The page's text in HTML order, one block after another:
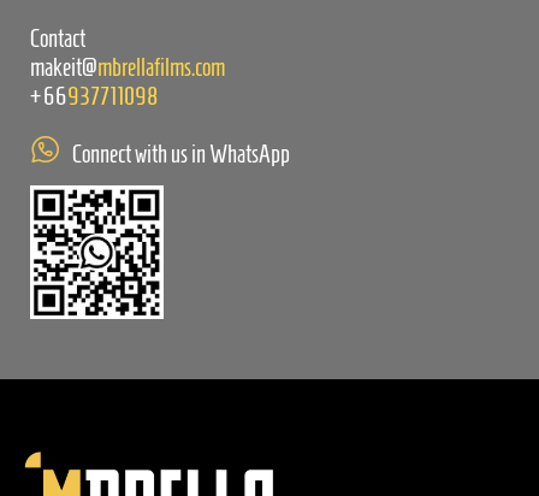
Contact
makeit@mbrellafilms.com
+66937711098
Connect with us in WhatsApp